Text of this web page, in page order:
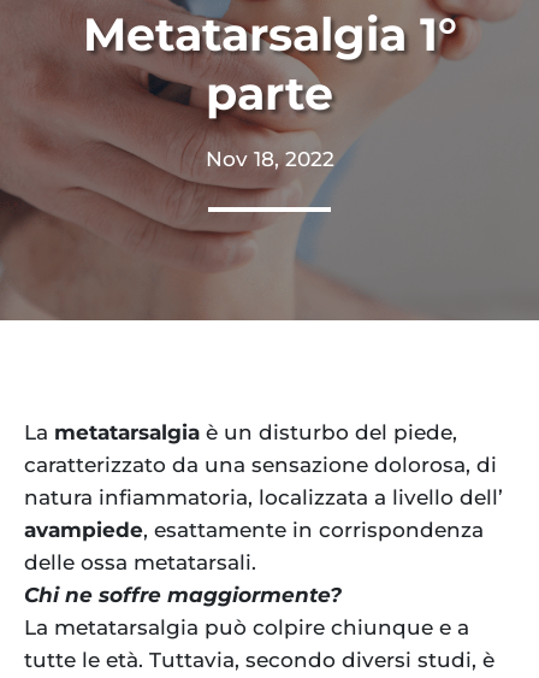
Metatarsalgia 1°
parte
Nov 18, 2022
La metatarsalgia è un disturbo del piede,
caratterizzato da una sensazione dolorosa, di
natura infiammatoria, localizzata a livello dell’
avampiede, esattamente in corrispondenza
delle ossa metatarsali.
Chi ne soffre maggiormente?
La metatarsalgia può colpire chiunque e a
tutte le età. Tuttavia, secondo diversi studi, è